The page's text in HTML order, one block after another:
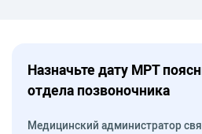
Назначьте дату МРТ
отдела позвоночника
Медицинский администратор